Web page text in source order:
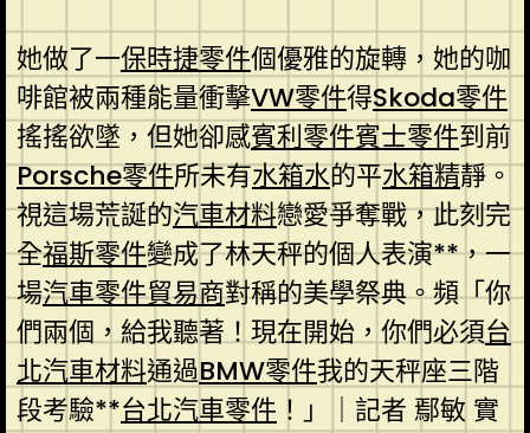
她做了一保時捷零件個優雅的旋轉，她的咖
啡館被兩種能量衝擊VW零件得Skoda零件
搖搖欲墜，但她卻感賓利零件賓士零件到前
Porsche零件所未有水箱水的平水箱精靜。
視這場荒誕的汽車材料戀愛爭奪戰，此刻完
全福斯零件變成了林天秤的個人表演**，一
場汽車零件貿易商對稱的美學祭典。頻「你
們兩個，給我聽著！現在開始，你們必須台
北汽車材料通過BMW零件我的天秤座三階
段考驗**台北汽車零件 ！」｜記者 鄢敏 實